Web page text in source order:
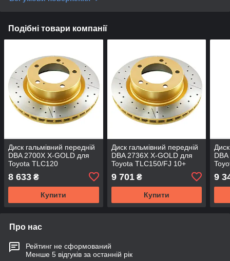
Подібні товари компанії
Диск гальмівний передній
DBA 2700X X-GOLD для
Toyota TLC120
8 633 ₴
Купити
Диск гальмівний передній
DBA 2736X X-GOLD для
Toyota TLC150/FJ 10+
9 701₴
Купити
9
Про нас
Рейтинг не сформований
Менше 5 відгуків за останній рік